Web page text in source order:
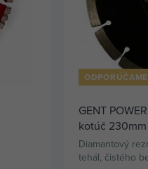
ODPORÚČAME
GENT
kotúč 230mm
tvrdý
Diamantový
tehál, čistého